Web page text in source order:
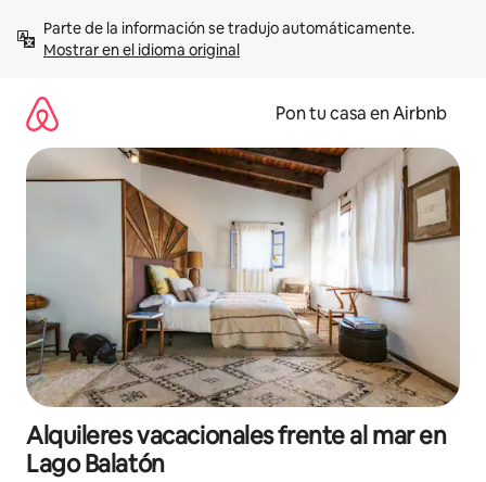
contenidoMostrar en el idioma original
Pon tu casa en Airbnb
Alquileres vacacionales frente al mar en
Lago Balatón